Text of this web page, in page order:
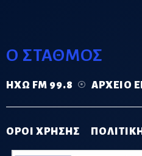
Ο ΣΤΑΘΜΟΣ
ΗΧΏ FM 99.8 ΑΡΧΕΊΟ
ΟΡΟΙ ΧΡΗΣΗΣ